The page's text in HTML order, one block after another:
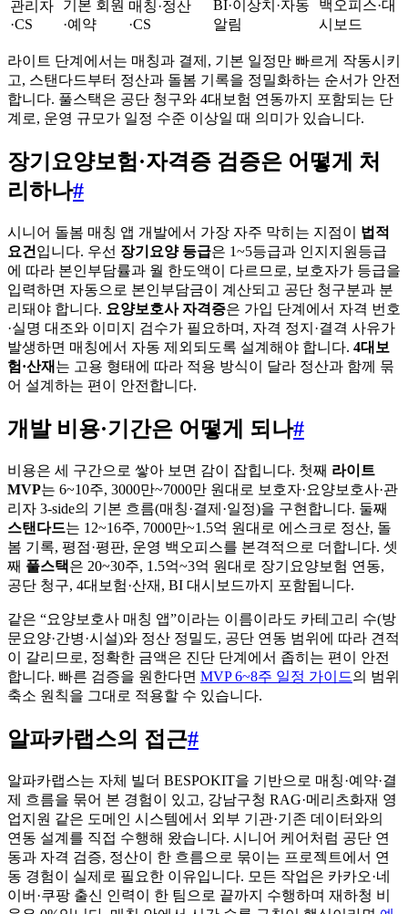
관리자
·CS
기본 회원
·예약
매칭·정산
·CS
BI·이상치·자동
알림
백오피스·대
시보드
라이트 단계에서는 매칭과 결제, 기본 일정만 빠르게 작동시키
고, 스탠다드부터 정산과 돌봄 기록을 정밀화하는 순서가 안전
합니다. 풀스택은 공단 청구와 4대보험 연동까지 포함되는 단
계로, 운영 규모가 일정 수준 이상일 때 의미가 있습니다.
장기요양보험·자격증 검증은 어떻게 처
리하나#
시니어 돌봄 매칭 앱 개발에서 가장 자주 막히는 지점이 법적
요건 입니다. 우선 장기요양 등급은 1~5등급과 인지지원등급
에 따라 본인부담률과 월 한도액이 다르므로, 보호자가 등급을
입력하면 자동으로 본인부담금이 계산되고 공단 청구분과 분
리돼야 합니다. 요양보호사 자격증은 가입 단계에서 자격 번호
·실명 대조와 이미지 검수가 필요하며, 자격 정지·결격 사유가
발생하면 매칭에서 자동 제외되도록 설계해야 합니다. 4대보
험·산재 는 고용 형태에 따라 적용 방식이 달라 정산과 함께 묶
어 설계하는 편이 안전합니다.
개발 비용·기간은 어떻게 되나#
비용은 세 구간으로 쌓아 보면 감이 잡힙니다. 첫째 라이트
MVP는 6~10주, 3000만~7000만 원대로 보호자·요양보호사·관
리자 3-side의 기본 흐름(매칭·결제·일정)을 구현합니다. 둘째
스탠다드는 12~16주, 7000만~1.5억 원대로 에스크로 정산, 돌
봄 기록, 평점·평판, 운영 백오피스를 본격적으로 더합니다. 셋
째 풀스택은 20~30주, 1.5억~3억 원대로 장기요양보험 연동,
공단 청구, 4대보험·산재, BI 대시보드까지 포함됩니다.
같은 “요양보호사 매칭 앱”이라는 이름이라도 카테고리 수(방
문요양·간병·시설)와 정산 정밀도, 공단 연동 범위에 따라 견적
이 갈리므로, 정확한 금액은 진단 단계에서 좁히는 편이 안전
합니다. 빠른 검증을 원한다면 MVP 6~8주 일정 가이드의 범위
축소 원칙을 그대로 적용할 수 있습니다.
알파카랩스의 접근#
알파카랩스는 자체 빌더 BESPOKIT을 기반으로 매칭·예약·결
제 흐름을 묶어 본 경험이 있고, 강남구청 RAG·메리츠화재 영
업지원 같은 도메인 시스템에서 외부 기관·기존 데이터와의
연동 설계를 직접 수행해 왔습니다. 시니어 케어처럼 공단 연
동과 자격 검증, 정산이 한 흐름으로 묶이는 프로젝트에서 연
동 경험이 실제로 필요한 이유입니다. 모든 작업은 카카오·네
이버·쿠팡 출신 인력이 한 팀으로 끝까지 수행하며 재하청 비